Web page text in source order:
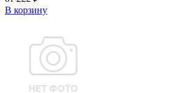
В корзину